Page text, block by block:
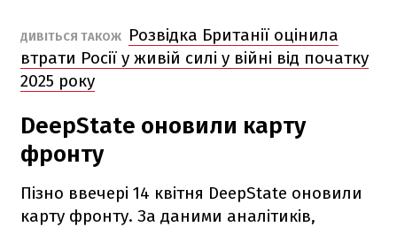
ДИВІТЬСЯ ТАКОЖ
Розвідка Британії оцінила
втрати Росії у живій силі у війні від початку
2025 року
DeepState оновили карту
фронту
Пізно ввечері 14 квітня DeepState оновили
карту фронту. За даними аналітиків,